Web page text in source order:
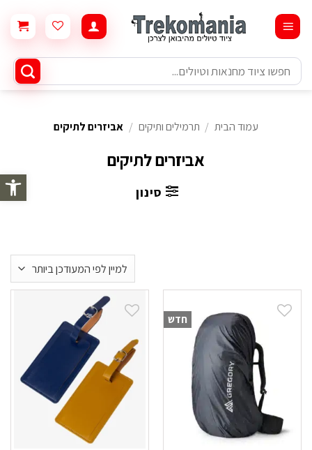
פתח
content
חיפוש
עבור:
אביזרים לתיקים
עמוד הבית / תרמילים ותיקים / אביזרים לתיקים
סינון
חדש